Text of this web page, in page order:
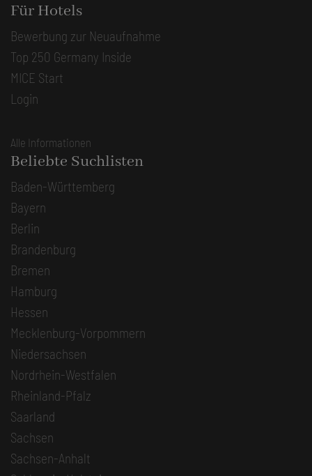
Für Hotels
Bewerbung zur Neuaufnahme
Top 250 Germany Inside
MICE Start
Login
Alle Informationen
Beliebte Suchlisten
Baden-Württemberg
Bayern
Berlin
Brandenburg
Bremen
Hamburg
Hessen
Mecklenburg-Vorpommern
Niedersachsen
Nordrhein-Westfalen
Rheinland-Pfalz
Saarland
Sachsen
Sachsen-Anhalt